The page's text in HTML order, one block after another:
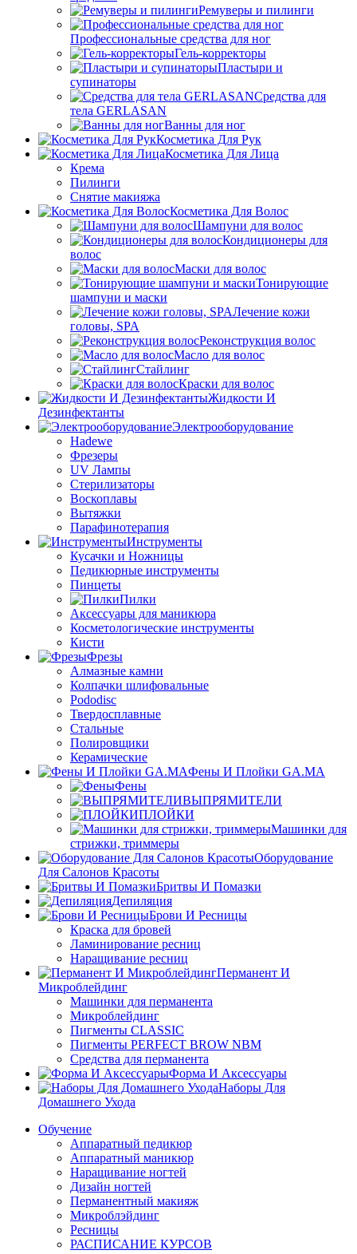
Ремуверы и пилинги
Профессиональные средства для ног
Гель-корректоры
Пластыри и
супинаторы
Средства для
тела GERLASAN
Ванны для ног
Косметика Для Рук
Косметика Для Лица
Крема
Пилинги
Снятие макияжа
Косметика Для Волос
Шампуни для волос
Кондиционеры для
волос
Маски для волос
Тонирующие
шампуни и маски
Лечение кожи
головы, SPA
Реконструкция волос
Масло для волос
Стайлинг
Краски для волос
Жидкости И
Дезинфектанты
Электрооборудование
Hadewe
Фрезеры
UV Лампы
Стерилизаторы
Воскоплавы
Вытяжки
Парафинотерапия
Инструменты
Кусачки и Ножницы
Педикюрные инструменты
Пинцеты
Пилки
Аксессуары для маникюра
Косметологические инструменты
Кисти
Фрезы
Алмазные камни
Колпачки шлифовальные
Pododisc
Твердосплавные
Стальные
Полировщики
Керамические
Фены И Плойки GA.MA
Фены
ВЫПРЯМИТЕЛИ
ПЛОЙКИ
Машинки для
стрижки, триммеры
Оборудование
Для Салонов Красоты
Бритвы И Помазки
Депиляция
Брови И Ресницы
Краска для бровей
Ламинирование ресниц
Наращивание ресниц
Перманент И
Микроблейдинг
Машинки для перманента
Микроблейдинг
Пигменты CLASSIC
Пигменты PERFECT BROW NBM
Средства для перманента
Форма И Аксессуары
Наборы Для
Домашнего Ухода
Обучение
Аппаратный педикюр
Аппаратный маникюр
Наращивание ногтей
Дизайн ногтей
Перманентный макияж
Микроблэйдинг
Ресницы
РАСПИСАНИЕ КУРСОВ